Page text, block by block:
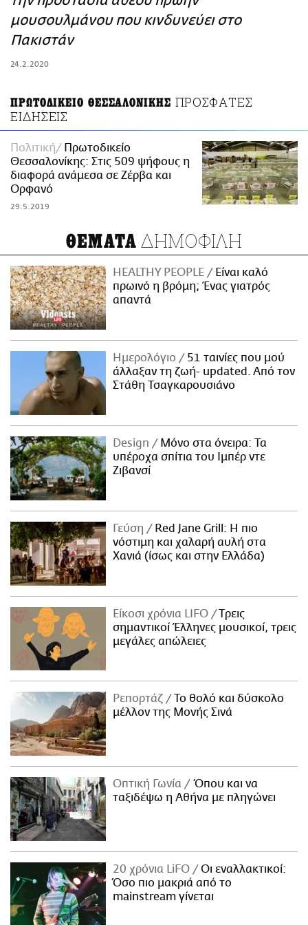
ΑΜΠΑ
PRINT
μουσουλμάνου που κινδυνεύει στο
Πακιστάν
24.2.2020
ΠΡΩΤΟΔΙΚΕΙΟ ΘΕΣΣΑΛΟΝΙΚΗΣ ΠΡΟΣΦΑΤΕΣ
ΕΙΔΗΣΕΙΣ
Πολιτική
Πρωτοδικείο
Θεσσαλονίκης: Στις 509 ψήφους η
διαφορά ανάμεσα σε Ζέρβα και
Ορφανό
29.5.2019
ΘΕΜΑΤΑ ΔΗΜΟΦΙΛΗ
HEALTHY PEOPLE
Είναι καλό
πρωινό η βρόμη; Ένας γιατρός
απαντά
Ημερολόγιο
51 ταινίες που μού
άλλαξαν τη ζωή- updated. Aπό τον
Στάθη Τσαγκαρουσιάνο
Design
Μόνο στα όνειρα: Τα
υπέροχα σπίτια του Ιμπέρ ντε
Ζιβανσί
Γεύση
Red Jane Grill: Η πιο
νόστιμη και χαλαρή αυλή στα
Χανιά (ίσως και στην Ελλάδα)
Είκοσι χρόνια LIFO
Tρεις
σημαντικοί Έλληνες μουσικοί, τρεις
μεγάλες απώλειες
Ρεπορτάζ
Το θολό και δύσκολο
μέλλον της Μονής Σινά
Οπτική Γωνία
Όπου και να
ταξιδέψω η Αθήνα με πληγώνει
20 χρόνια LiFO
Οι εναλλακτικοί:
Όσο πιο μακριά από το
mainstream γίνεται